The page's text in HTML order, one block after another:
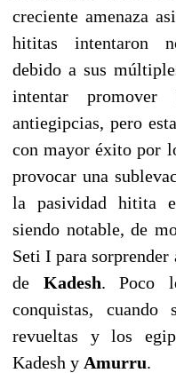
creciente amenaza
hititas intentaron
debido a sus
intentar promover
antiegipcias, pero
con mayor éxito por
provocar una
la pasividad hitita
siendo notable, de
Seti I para
de Kadesh. Poco
conquistas, cuando
revueltas y los
Kadesh y Amurru.